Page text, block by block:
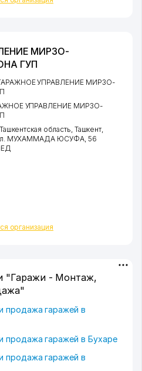
МИРЗО-
ГУП
организация
УПРАВЛЕНИЕ МИРЗО-
УПРАВЛЕНИЕ МИРЗО-
Ташкентская область Ташкент
МУХАММАДА ЮСУФА, 56
"Гаражи - Монтаж,
продажа гаражей в
продажа гаражей в Бухаре
продажа гаражей в